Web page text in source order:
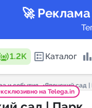
🚀
1.2K Каталог
Каталог
и события
Японский сад |
на Telega.in